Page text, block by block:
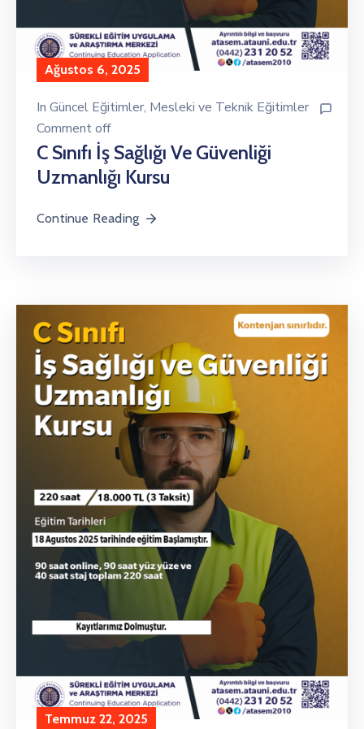
Ağustos 6, 2025
In Güncel Eğitimler‚ Mesleki ve Teknik Eğitimler
Comment off
C Sınıfı İş Sağlığı Ve Güvenliği
Uzmanlığı Kursu
Continue Reading
Temmuz 22, 2025